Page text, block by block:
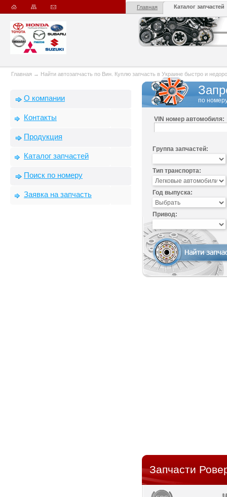
Главная Каталог запчастей
Главная → Найти автозапчасть по Вин. Куплю запчасть в Украине быстро и
О компании
Контакты
Продукция
Каталог запчастей
Поиск по номеру
Заявка на запчасть
по
VIN номер автомобиля:
Группа запчастей:
Тип транспорта:
Год выпуска:
Привод:
Запчасти